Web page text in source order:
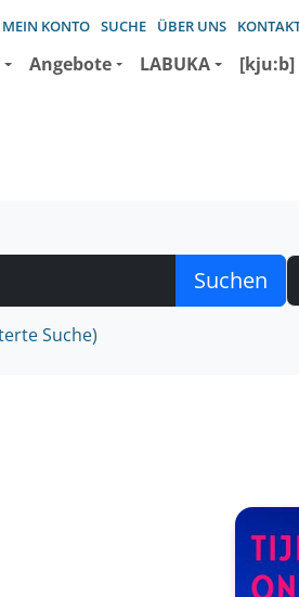
MEIN KONTO SUCHE ÜBER UNS
Angebote LABUKA [kju:b]
Suche)